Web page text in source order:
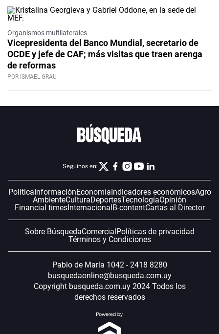
Organismos multilaterales
Vicepresidenta del Banco Mundial, secretario de
OCDE y jefe de CAF; más visitas que traen arenga
de reformas
POR ISMAEL GRAU
Seguinos en:
PolíticaInformaciónEconomíaIndicadores económicosAgro
AmbienteCulturaDeportesTecnologíaOpinión
Financial timesInternacionalB-contentCartas al Director
Sobre BúsquedaComercialPolíticas de privacidad
Términos y Condiciones
Pablo de María 1042 - 2418 8280
busquedaonline@busqueda.com.uy
Copyright busqueda.com.uy 2024 Todos los
derechos reservados